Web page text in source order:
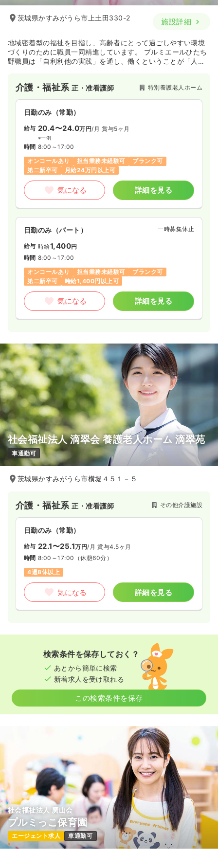
茨城県かすみがうら市上土田330-2 施設詳細
地域密着型の福祉を目指し、高齢者にとって過ごしやすい環境
づくりのために職員一同精進しています。 プルミエールひたち
野職員は「自利利他の実践」を通し、働くということが「人の
介護・福祉系正・准看護師 特別養護老人ホーム
日勤のみ（常勤）
給与 20.4〜24.0万円/月 賞与5ヶ月
※一例
時間 8:00～17:00
オンコールあり
担当業務未経験可
ブランク可
第二新卒可
月給24万円以上可
気になる 詳細を見る
日勤のみ（パート） 一時募集休止
給与 時給1,400円
時間 8:00～17:00
オンコールあり
担当業務未経験可
ブランク可
第二新卒可
時給1,400円以上可
気になる 詳細を見る
社会福祉法人 滴翠会 養護老人ホーム 滴翠苑
車通勤可
茨城県かすみがうら市横堀４５１－５
介護・福祉系正・准看護師 その他介護施設
日勤のみ（常勤）
給与 22.1〜25.1万円/月 賞与4.5ヶ月
時間 8:00～17:00 （休憩60分）
4週8休以上
気になる 詳細を見る
検索条件を保存しておく？
あとから簡単に検索
新着求人を受け取れる
この検索条件を保存
社会福祉法人 廣山会
プルミっこ保育園
エージェント求人 車通勤可